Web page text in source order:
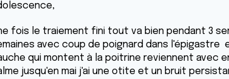
fois le traiement fini tout va bien pendant 3
avec coup de poignard dans
qui montent à la poitrine reviennent avec
jusqu'en mai j'ai une otite et un bruit